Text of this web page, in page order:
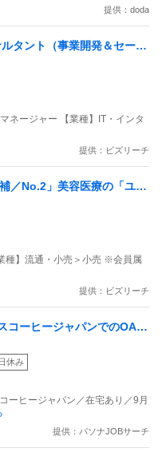
提供：doda
タント（事業開発＆セール
ネージャー 【業種】IT・インタ
提供：ビズリーチ
／No.2」美容医療の「ユニ
トア理論の「実装責任
種】流通・小売＞小売 ※会員属
提供：ビズリーチ
コーヒージャパンでのOA事
休み
ーヒージャパン／在宅あり／9月
提供：パソナJOBサーチ